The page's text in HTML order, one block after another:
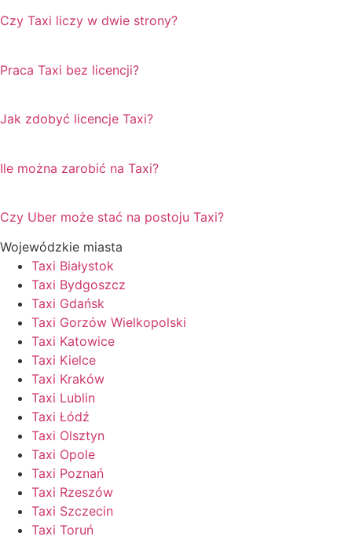
Czy Taxi liczy w dwie strony?
Praca Taxi bez licencji?
Jak zdobyć licencje Taxi?
Ile można zarobić na Taxi?
Czy Uber może stać na postoju Taxi?
Wojewódzkie miasta
Taxi Białystok
Taxi Bydgoszcz
Taxi Gdańsk
Taxi Gorzów Wielkopolski
Taxi Katowice
Taxi Kielce
Taxi Kraków
Taxi Lublin
Taxi Łódź
Taxi Olsztyn
Taxi Opole
Taxi Poznań
Taxi Rzeszów
Taxi Szczecin
Taxi Toruń